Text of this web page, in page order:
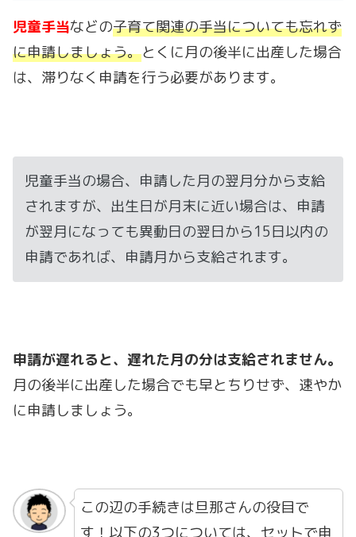
児童手当などの子育て関連の手当についても忘れず
に申請しましょう。とくに月の後半に出産した場合
は、滞りなく申請を行う必要があります。
児童手当の場合、申請した月の翌月分から支給
されますが、出生日が月末に近い場合は、申請
が翌月になっても異動日の翌日から15日以内の
申請であれば、申請月から支給されます。
申請が遅れると、遅れた月の分は支給されません。
月の後半に出産した場合でも早とちりせず、速やか
に申請しましょう。
この辺の手続きは旦那さんの役目で
す！以下の3つについては、セットで申